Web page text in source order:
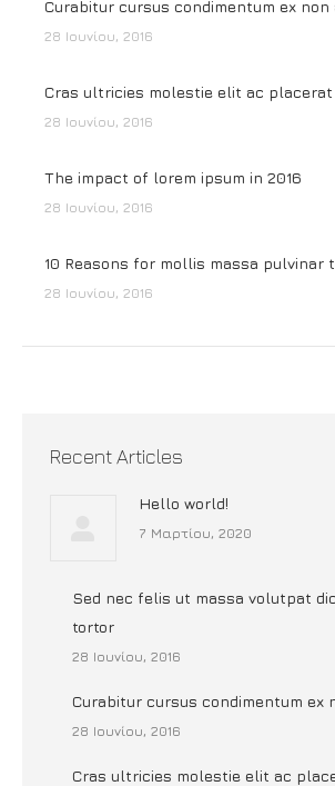
Curabitur cursus condimentum ex non
28 Ιουνίου, 2016
Cras ultricies molestie elit ac placerat
28 Ιουνίου, 2016
The impact of lorem ipsum in 2016
28 Ιουνίου, 2016
10 Reasons for mollis massa pulvinar
28 Ιουνίου, 2016
Recent Articles
Hello world!
7 Μαρτίου, 2020
Sed nec felis ut massa volutpat
tortor
28 Ιουνίου, 2016
Curabitur cursus condimentum ex
28 Ιουνίου, 2016
Cras ultricies molestie elit ac